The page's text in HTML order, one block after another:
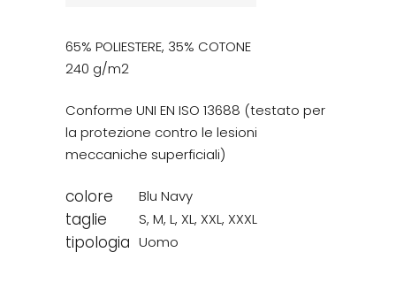
65% POLIESTERE, 35% COTONE
240 g/m2
Conforme UNI EN ISO 13688 (testato per
la protezione contro le lesioni
meccaniche superficiali)
colore Blu Navy
taglie S, M, L, XL, XXL, XXXL
tipologia Uomo